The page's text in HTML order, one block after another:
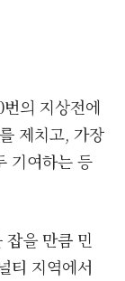
의 지상전에
제치고, 가장
기여하는 등
잡을 만큼 민
티 지역에서